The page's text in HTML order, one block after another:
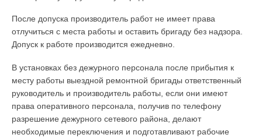
После допуска производитель работ не имеет права
отлучиться с места работы и оставить бригаду без надзора.
Допуск к работе производится еже­дневно.
В установках без дежурного персонала после прибытия к
месту работы выездной ремонтной бригады ответственный
руководитель и производитель работы, если они имеют
права оперативного персонала, получив по телефону
разрешение дежурного сетевого района, делают
необходимые переключения и подготавливают рабочие